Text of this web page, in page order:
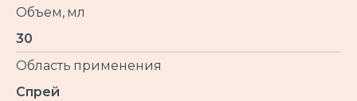
Объем, мл
30
Область применения
Спрей